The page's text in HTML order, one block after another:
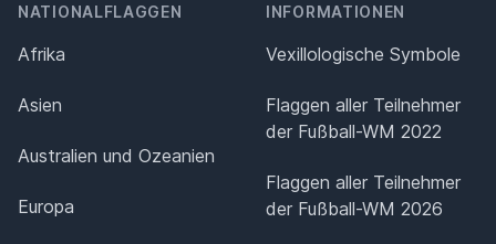
NATIONALFLAGGEN
Afrika
Asien
Australien und Ozeanien
Europa
INFORMATIONEN
Vexillologische Symbole
Flaggen aller Teilnehmer
der Fußball-WM 2022
Flaggen aller Teilnehmer
der Fußball-WM 2026